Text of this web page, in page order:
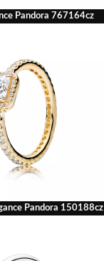
Pandora 767164cz
Pandora 150188cz